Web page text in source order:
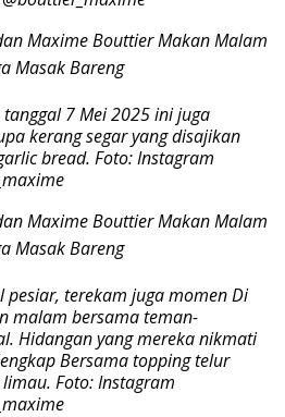
7 Mei 2025 ini juga
kerang segar yang disajikan
bread. Foto: Instagram
pesiar, terekam juga momen Di
malam bersama teman-
Hidangan yang mereka nikmati
Bersama topping telur
Foto: Instagram